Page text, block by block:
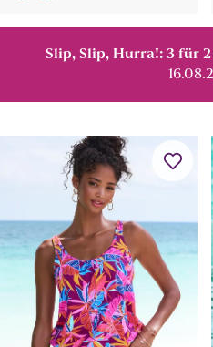
Slip, Slip, Hurra!: 3 für